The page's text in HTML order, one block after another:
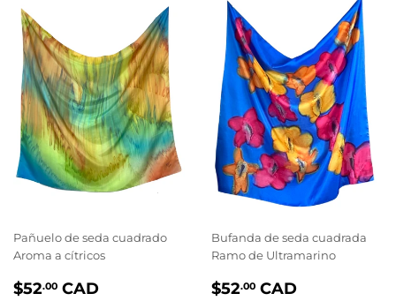
Pañuelo de seda cuadrado
Aroma a cítricos
PRIX
$52.00 CAD
Bufanda de seda cuadrada
Ramo de Ultramarino
PRIX
$52.00 CAD